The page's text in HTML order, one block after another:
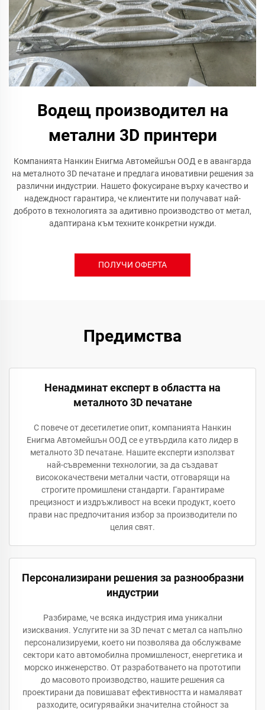
Водещ производител на
метални 3D принтери
Компанията Нанкин Енигма Автомейшън ООД е в авангарда
на металното 3D печатане и предлага иновативни решения за
различни индустрии. Нашето фокусиране върху качество и
надеждност гарантира, че клиентите ни получават най-
доброто в технологията за адитивно производство от метал,
адаптирана към техните конкретни нужди.
ПОЛУЧИ ОФЕРТА
Предимства
Ненадминат експерт в областта на
металното 3D печатане
С повече от десетилетие опит, компанията Нанкин
Енигма Автомейшън ООД се е утвърдила като лидер в
металното 3D печатане. Нашите експерти използват
най-съвременни технологии, за да създават
висококачествени метални части, отговарящи на
строгите промишлени стандарти. Гарантираме
прецизност и издръжливост на всеки продукт, което
прави нас предпочитания избор за производители по
целия свят.
Персонализирани решения за разнообразни
индустрии
Разбираме, че всяка индустрия има уникални
изисквания. Услугите ни за 3D печат с метал са напълно
персонализируеми, което ни позволява да обслужваме
сектори като автомобилна промишленост, енергетика и
морско инженерство. От разработването на прототипи
до масовото производство, нашите решения са
проектирани да повишават ефективността и намаляват
разходите, осигурявайки значителна стойност за